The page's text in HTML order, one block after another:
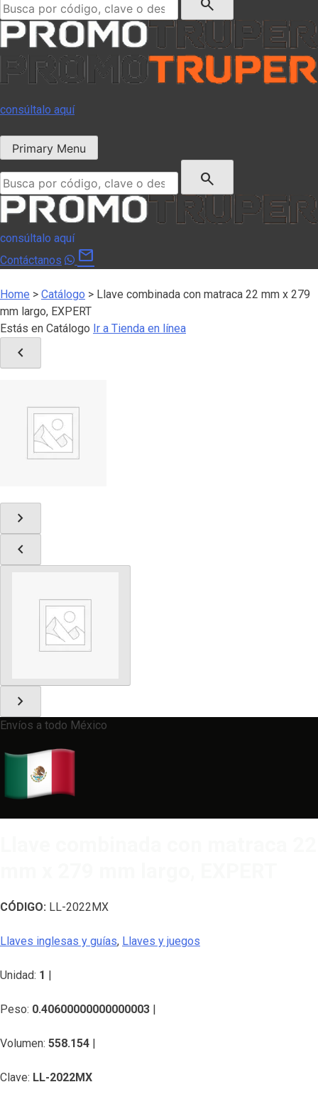
consúltalo aquí
Primary Menu
search
consúltalo aquí
Contáctanos
mail
Home > Catálogo > Llave combinada con matraca 22 mm x 279
mm largo, EXPERT
Estás en Catálogo Ir a Tienda en línea
chevron_left
chevron_right
chevron_left
chevron_right
Envíos a todo México
CÓDIGO: LL-2022MX
Llaves inglesas y guías, Llaves y juegos
Unidad: 1 |
Peso: 0.40600000000000003 |
Volumen: 558.154 |
Clave: LL-2022MX